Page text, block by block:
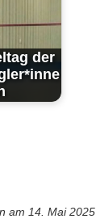
der
am 14. Mai 2025